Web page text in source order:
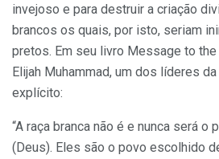
invejoso e para destruir a criação
brancos os quais, por isto, seriam
pretos. Em seu livro Message to the
Elijah Muhammad, um dos líderes
explícito:
“A raça branca não é e nunca será
(Deus). Eles são o povo escolhido